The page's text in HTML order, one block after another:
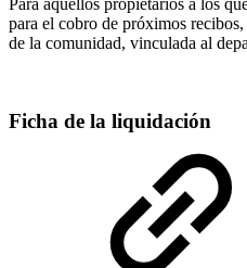
para el cobro de próximos
de la comunidad, vinculada al
Ficha de la liquidación